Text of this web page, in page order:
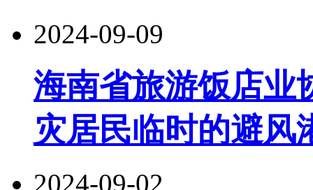
2024-09-09
海南省旅游饭店业
灾居民临时的避风
2024-09-02